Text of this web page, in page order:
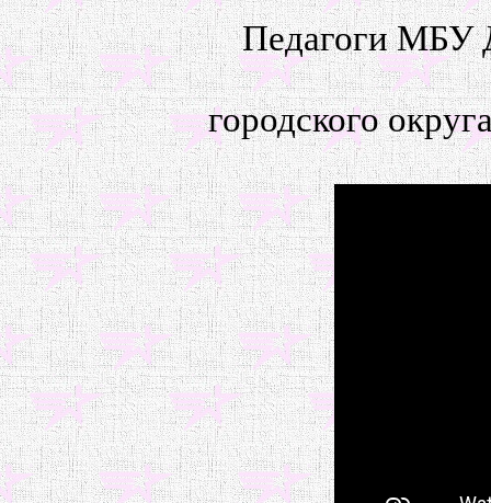
Педагоги МБУ
городского